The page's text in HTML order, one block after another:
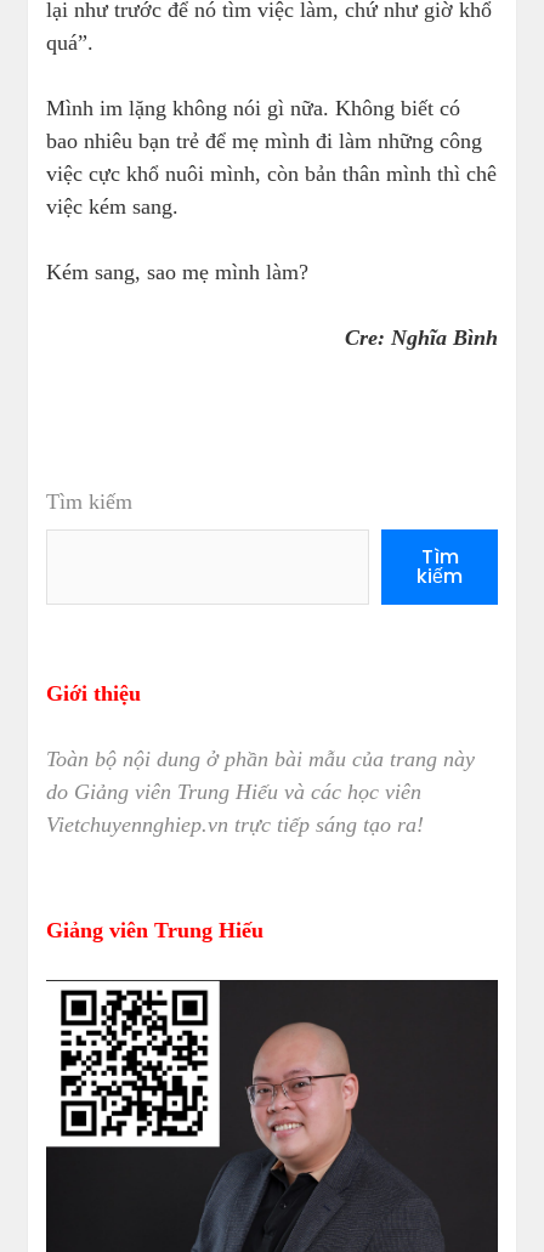
lại như trước để nó tìm việc làm, chứ như giờ khổ
quá”.
Mình im lặng không nói gì nữa. Không biết có
bao nhiêu bạn trẻ để mẹ mình đi làm những công
việc cực khổ nuôi mình, còn bản thân mình thì chê
việc kém sang.
Kém sang, sao mẹ mình làm?
Cre: Nghĩa Bình
Tìm kiếm
Tìm
kiếm
Giới thiệu
Toàn bộ nội dung ở phần bài mẫu của trang này
do Giảng viên Trung Hiếu và các học viên
Vietchuyennghiep.vn trực tiếp sáng tạo ra!
Giảng viên Trung Hiếu